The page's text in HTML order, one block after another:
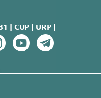
| CUP | URP |